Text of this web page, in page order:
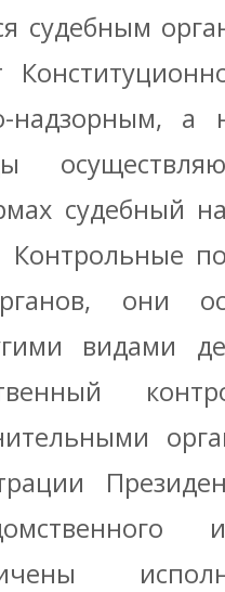
судебным
надзорным, а
судебный
Контрольные
они
видами